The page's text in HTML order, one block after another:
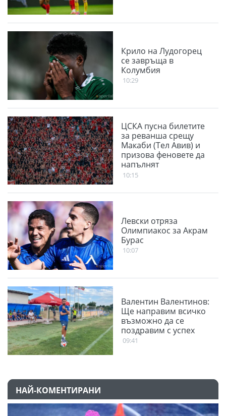
Крило на Лудогорец
се завръща в
Колумбия
10:29
ЦСКА пусна билетите
за реванша срещу
Макаби (Тел Авив) и
призова феновете да
напълнят
Националния стадион
10:15
Левски отряза
Олимпиакос за Акрам
Бурас
10:07
Валентин Валентинов:
Ще направим всичко
възможно да се
поздравим с успех
09:41
НАЙ-КОМЕНТИРАНИ